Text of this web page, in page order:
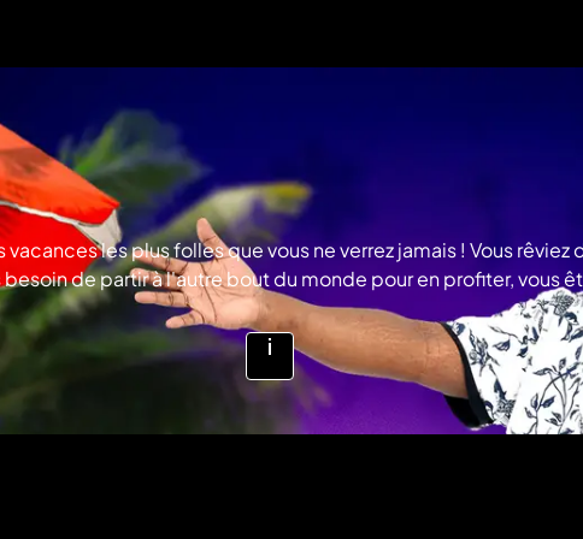
les plus folles que vous ne verrez jamais ! Vous
de partir à l'autre bout du monde pour en profiter, vous
minute, des enfants qui font virer les vacances de leurs
vous verrez également que les vacances ne sont pas de
© Gulli
Voir
plus
d'infos